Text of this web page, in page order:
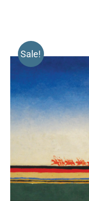
Sale!